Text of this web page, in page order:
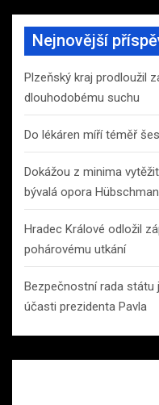
Nejnovější
Plzeňský kraj prodloužil
dlouhodobému suchu
Do lékáren míří téměř
Dokážou z minima
bývalá opora Hübschman
Hradec Králové odložil
pohárovému utkání
Bezpečnostní rada státu
účasti prezidenta Pavla